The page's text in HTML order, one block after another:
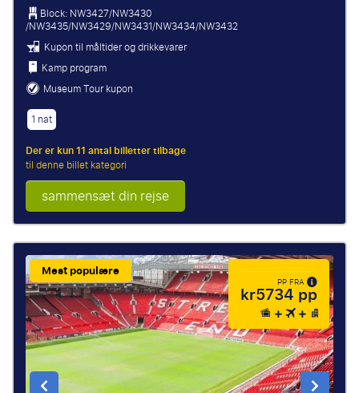
Block: NW3427/NW3430
/NW3435/NW3429/NW3431/NW3434/NW3432
Kupon til måltider og drikkevarer
Kamp program
Museum Tour kupon
1 nat
Der er kun 11 antal billetter tilbage
til denne billet kategori
sammensæt din rejse
Mest populære
PP FRA
kr5734 pp